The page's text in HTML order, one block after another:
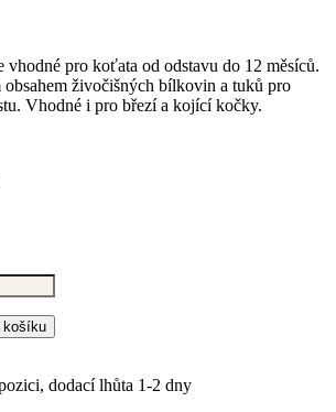
vhodné pro koťata od odstavu do 12 měsíců.
obsahem živočišných bílkovin a tuků pro
Vhodné i pro březí a kojící kočky.
košíku
dodací lhůta 1-2 dny